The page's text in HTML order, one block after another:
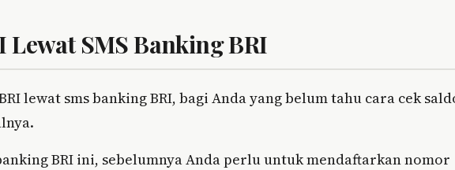
Lewat SMS Banking BRI
lewat sms banking BRI, bagi Anda yang belum tahu cara cek
BRI ini, sebelumnya Anda perlu untuk mendaftarkan nomor